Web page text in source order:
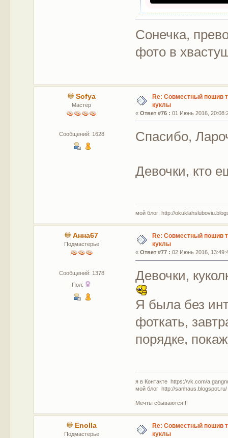
Сонечка,
фото в
Sofya
Мастер
Сообщений: 1628
Re: Совместный пошив
куклы
«Ответ #76 : 01 Июнь 2016,
Спасибо,
Девочки, кто
мой блог: http://
Анна67
Подмастерье
Сообщений: 1378
Пол:
Re: Совместный пошив
куклы
«Ответ #77 : 02 Июнь 2016,
Девочки,
Я была без
фоткать,
порядке,
я в Контакте https://vk.com/
мой блог http://sanhaus.blogspot.ru/
Мечты сбываются!!!
Enolla
Подмастерье
Re: Совместный пошив
куклы